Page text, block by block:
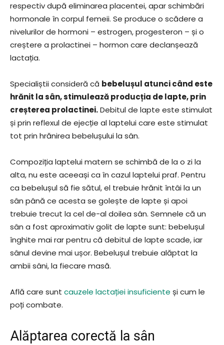
respectiv după eliminarea placentei, apar schimbări
hormonale în corpul femeii. Se produce o scădere a
nivelurilor de hormoni – estrogen, progesteron – și o
creștere a prolactinei – hormon care declanșează
lactația.
Specialiștii consideră că bebelușul atunci când este
hrănit la sân, stimulează producția de lapte, prin
creșterea prolactinei.Debitul de lapte este stimulat
și prin reflexul de ejecție al laptelui care este stimulat
tot prin hrănirea bebelușului la sân.
Compoziția laptelui matern se schimbă de la o zi la
alta, nu este aceeași ca în cazul laptelui praf. Pentru
ca bebelușul să fie sătul, el trebuie hrănit întâi la un
sân până ce acesta se golește de lapte și apoi
trebuie trecut la cel de-al doilea sân. Semnele că un
sân a fost aproximativ golit de lapte sunt: bebelușul
înghite mai rar pentru că debitul de lapte scade, iar
sânul devine mai ușor. Bebelușul trebuie alăptat la
ambii sâni, la fiecare masă.
Află care sunt cauzele lactației insuficiente și cum le
poți combate.
Alăptarea corectă la sân